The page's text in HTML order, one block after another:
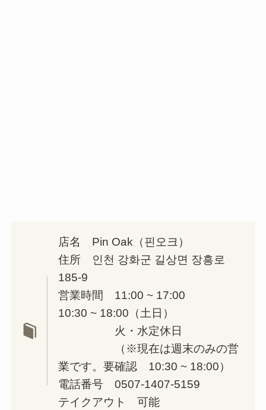
店名 Pin Oak（핀오크）
住所 인천 강화군 길상면 장흥로
185-9
営業時間 11:00 ~ 17:00
10:30 ~ 18:00（土日）
火・水定休日
（※現在は週末のみの営
業です。要確認 10:30 ~ 18:00）
電話番号 0507-1407-5159
テイクアウト 可能